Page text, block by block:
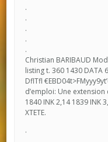
.
.
.
.
.
Christian BARIBAUD
listing t. 360 1430 DATA
DflTfl
d’emploi: Une
1840 INK 2,14 1839 INK
XTETE.
.